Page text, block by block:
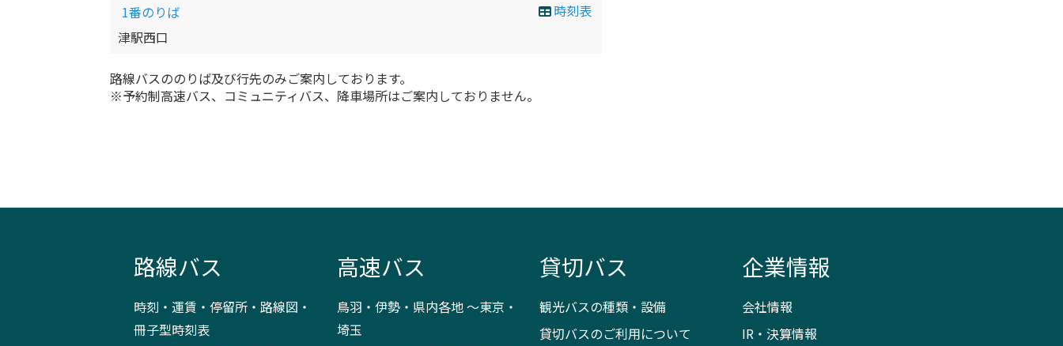
時刻表
1番のりば
津駅西口
路線バスののりば及び行先のみご案内しております。
※予約制高速バス、コミュニティバス、降車場所はご案内しておりません。
路線バス
時刻・運賃・停留所・路線図・
冊子型時刻表
高速バス
鳥羽・伊勢・県内各地 ～東京・
埼玉
貸切バス
観光バスの種類・設備
貸切バスのご利用について
企業情報
会社情報
IR・決算情報